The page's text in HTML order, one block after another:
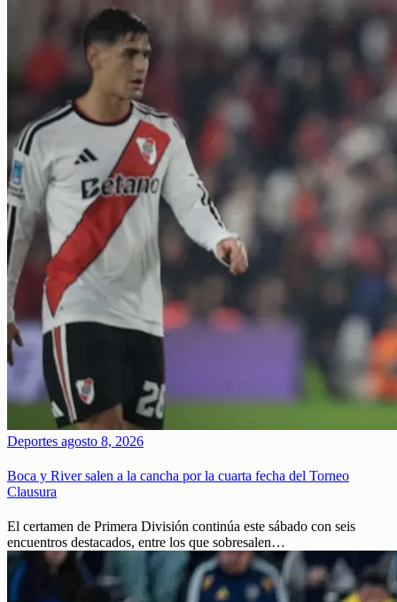
Deportes agosto 8, 2026
Boca y River salen a la cancha por la cuarta fecha del Torneo
Clausura
El certamen de Primera División continúa este sábado con seis
encuentros destacados, entre los que sobresalen…